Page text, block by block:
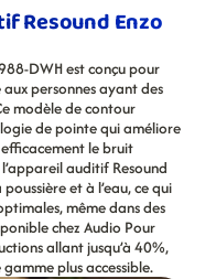
Resound Enzo
DWH est conçu pour
personnes ayant des
modèle de contour
de pointe qui améliore
le bruit
auditif Resound
et à l’eau, ce qui
même dans des
chez Audio Pour
allant jusqu’à 40%,
plus accessible.